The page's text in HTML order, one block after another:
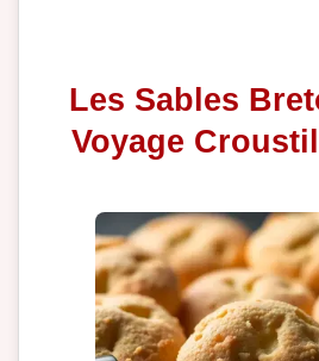
Les Sables
Voyage